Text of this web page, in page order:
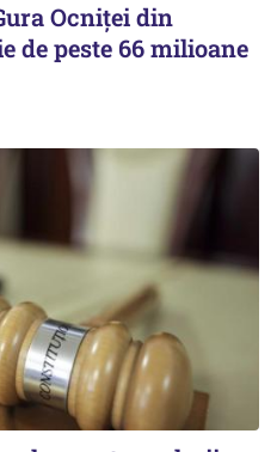
Ocniței din
de peste 66 milioane